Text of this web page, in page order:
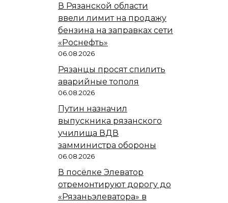
В Рязанской области
ввели лимит на продажу
бензина на заправках сети
«Роснефть»
06.08.2026
Рязанцы просят спилить
аварийные тополя
06.08.2026
Путин назначил
выпускника рязанского
училища ВДВ
замминистра обороны
06.08.2026
В посёлке Элеватор
отремонтируют дорогу до
«Рязаньэлеватора» в